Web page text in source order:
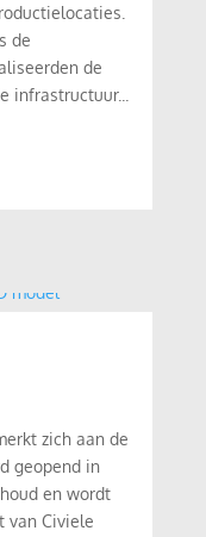
de
de
infrastructuur...
zich aan de
geopend in
en wordt
van Civiele